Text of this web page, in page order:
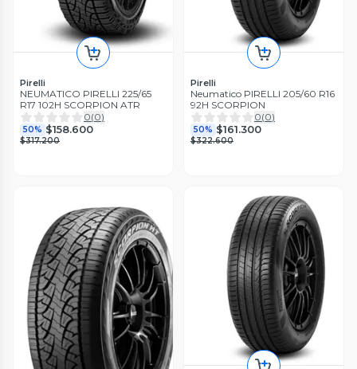
Pirelli
NEUMATICO PIRELLI 225/65
R17 102H SCORPION ATR
0(0)
50% $158.600
$317.200
Pirelli
Neumatico PIRELLI 205/60 R16
92H SCORPION
0(0)
50% $161.300
$322.600